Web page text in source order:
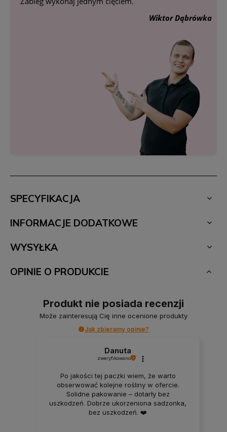
Wiktor Dąbrówka
SPECYFIKACJA
INFORMACJE DODATKOWE
WYSYŁKA
OPINIE O PRODUKCIE
Produkt nie posiada recenzji
Może zainteresują Cię inne ocenione produkty
Jak zbieramy opinie?
Danuta
zweryfikowano
Po jakości tej paczki wiem, że warto
obserwować kolejne rośliny w ofercie.
Solidne pakowanie – dotarły bez
uszkodzeń. Dobrze ukorzeniona sadzonka,
bez uszkodzeń. ❤️